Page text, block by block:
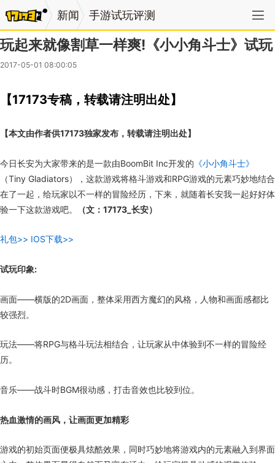
新闻 手游试玩评测
玩起来就像割草一样爽!《小小角斗士》试玩
2017-05-01 08:00:05
【17173专稿，转载请注明出处】
【本文由作者供17173独家发布，转载请注明出处】
今日长安为大家带来的是一款由BoomBit Inc开发的 《小小角斗士》
（Tiny Gladiators），这款游戏将格斗游戏和RPG游戏的元素巧妙地结合
在了一起，给玩家以不一样的冒险经历，下来，就随着长安我一起好好体
验一下这款游戏吧。
（文：17173_长安）
礼包>> IOS下载>>
试玩印象:
画面——横版的2D画面，整体采用西方魔幻的风格，人物和画面感都比
较强烈。
玩法——将RPG与格斗玩法相结合，让玩家从中体验到不一样的冒险经
历。
音乐——战斗时BGM很动感，打击音效也比较到位。
热血激情的画风，让画面更加精彩
游戏的初始页面便极具炫酷效果，同时巧妙地将游戏内的元素融入到界面